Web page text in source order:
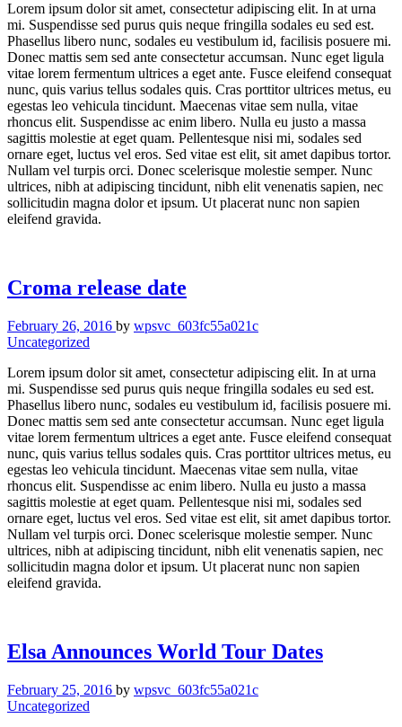
Lorem ipsum dolor sit amet, consectetur adipiscing elit. In at urna
mi. Suspendisse sed purus quis neque fringilla sodales eu sed est.
Phasellus libero nunc, sodales eu vestibulum id, facilisis posuere mi.
Donec mattis sem sed ante consectetur accumsan. Nunc eget ligula
vitae lorem fermentum ultrices a eget ante. Fusce eleifend consequat
nunc, quis varius tellus sodales quis. Cras porttitor ultrices metus, eu
egestas leo vehicula tincidunt. Maecenas vitae sem nulla, vitae
rhoncus elit. Suspendisse ac enim libero. Nulla eu justo a massa
sagittis molestie at eget quam. Pellentesque nisi mi, sodales sed
ornare eget, luctus vel eros. Sed vitae est elit, sit amet dapibus tortor.
Nullam vel turpis orci. Donec scelerisque molestie semper. Nunc
ultrices, nibh at adipiscing tincidunt, nibh elit venenatis sapien, nec
sollicitudin magna dolor et ipsum. Ut placerat nunc non sapien
eleifend gravida.
Croma release date
February 26, 2016 by wpsvc_603fc55a021c
Uncategorized
Lorem ipsum dolor sit amet, consectetur adipiscing elit. In at urna
mi. Suspendisse sed purus quis neque fringilla sodales eu sed est.
Phasellus libero nunc, sodales eu vestibulum id, facilisis posuere mi.
Donec mattis sem sed ante consectetur accumsan. Nunc eget ligula
vitae lorem fermentum ultrices a eget ante. Fusce eleifend consequat
nunc, quis varius tellus sodales quis. Cras porttitor ultrices metus, eu
egestas leo vehicula tincidunt. Maecenas vitae sem nulla, vitae
rhoncus elit. Suspendisse ac enim libero. Nulla eu justo a massa
sagittis molestie at eget quam. Pellentesque nisi mi, sodales sed
ornare eget, luctus vel eros. Sed vitae est elit, sit amet dapibus tortor.
Nullam vel turpis orci. Donec scelerisque molestie semper. Nunc
ultrices, nibh at adipiscing tincidunt, nibh elit venenatis sapien, nec
sollicitudin magna dolor et ipsum. Ut placerat nunc non sapien
eleifend gravida.
Elsa Announces World Tour Dates
February 25, 2016 by wpsvc_603fc55a021c
Uncategorized